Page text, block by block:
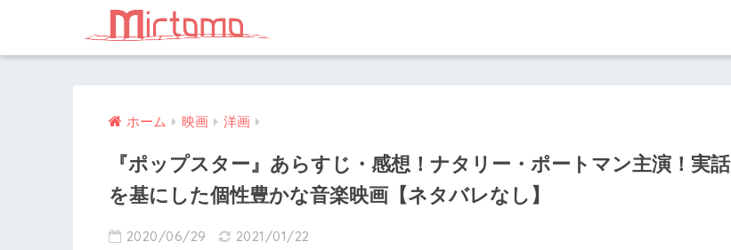
ホーム 映画 洋画
『ポップスター』あらすじ・感想！ナタリー・ポートマン主演！実話
を基にした個性豊かな音楽映画【ネタバレなし】
2020/06/29 2021/01/22